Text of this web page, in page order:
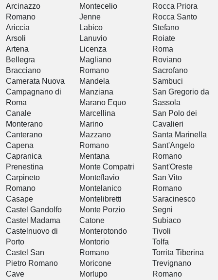
Arcinazzo
Romano
Ariccia
Arsoli
Artena
Bellegra
Bracciano
Camerata Nuova
Campagnano di
Roma
Canale
Monterano
Canterano
Capena
Capranica
Prenestina
Carpineto
Romano
Casape
Castel Gandolfo
Castel Madama
Castelnuovo di
Porto
Castel San
Pietro Romano
Cave
Montecelio
Jenne
Labico
Lanuvio
Licenza
Magliano
Romano
Mandela
Manziana
Marano Equo
Marcellina
Marino
Mazzano
Romano
Mentana
Monte Compatri
Monteflavio
Montelanico
Montelibretti
Monte Porzio
Catone
Monterotondo
Montorio
Romano
Moricone
Morlupo
Rocca Priora
Rocca Santo
Stefano
Roiate
Roma
Roviano
Sacrofano
Sambuci
San Gregorio da
Sassola
San Polo dei
Cavalieri
Santa Marinella
Sant'Angelo
Romano
Sant'Oreste
San Vito
Romano
Saracinesco
Segni
Subiaco
Tivoli
Tolfa
Torrita Tiberina
Trevignano
Romano